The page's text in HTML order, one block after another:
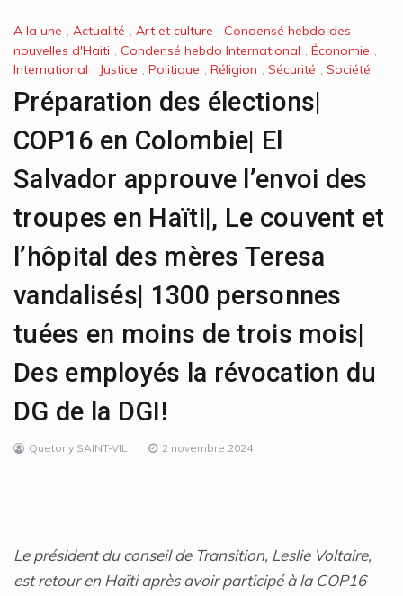
A la une , Actualité , Art et culture , Condensé hebdo des
nouvelles d'Haiti , Condensé hebdo International , Économie ,
International , Justice , Politique , Réligion , Sécurité , Société
Préparation des élections|
COP16 en Colombie| El
Salvador approuve l’envoi des
troupes en Haïti|, Le couvent et
l’hôpital des mères Teresa
vandalisés| 1300 personnes
tuées en moins de trois mois|
Des employés la révocation du
DG de la DGI!
Quetony SAINT-VIL 2 novembre 2024
Le président du conseil de Transition, Leslie Voltaire,
est retour en Haïti après avoir participé à la COP16